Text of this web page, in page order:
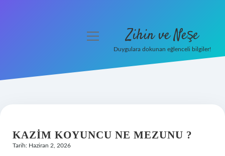
Hakkımızda
menüyü
Zihin ve Neşe
Duygulara dokunan eğlenceli bilgiler!
KAZIM KOYUNCU NE MEZUNU ?
Tarih: Haziran 2, 2026